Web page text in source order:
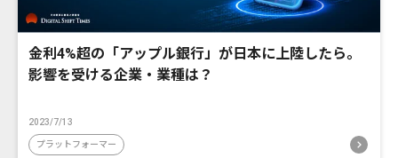
金利4%超の「アップル銀行」が日本に上陸したら。
影響を受ける企業・業種は？
2023/7/13
プラットフォーマー